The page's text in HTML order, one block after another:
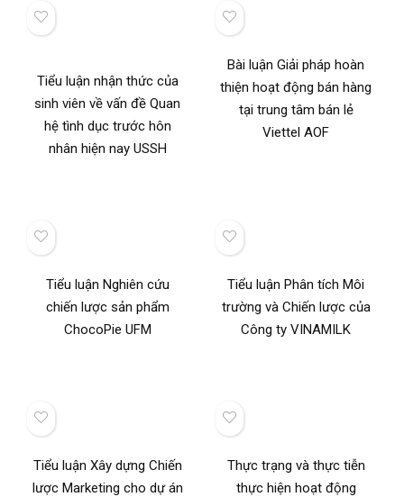
Tiểu luận nhận thức của
sinh viên về vấn đề Quan
hệ tình dục trước hôn
nhân hiện nay USSH
Bài luận Giải pháp hoàn
thiện hoạt động bán hàng
tại trung tâm bán lẻ
Viettel AOF
Tiểu luận Nghiên cứu
chiến lược sản phẩm
ChocoPie UFM
Tiểu luận Phân tích Môi
trường và Chiến lược của
Công ty VINAMILK
Tiểu luận Xây dựng Chiến
lược Marketing cho dự án
Thực trạng và thực tiễn
thực hiện hoạt động